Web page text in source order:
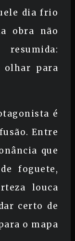
dia frio
obra não
olhar para
é
Entre
que
foguete,
louca
certo de
o mapa